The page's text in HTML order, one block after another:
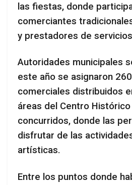
las fiestas, donde
comerciantes
y prestadores de
Autoridades municipales
este año se asignaron
comerciales distribuidos
áreas del Centro
concurridos, donde las
disfrutar de las
artísticas.
Entre los puntos donde